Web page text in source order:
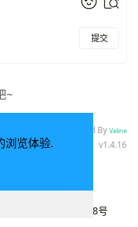
浏览体验.
提交
~
Powered By Valine
v1.4.16
-
桂ICP备20003848号